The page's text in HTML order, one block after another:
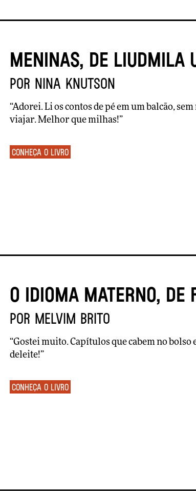
Meninas, de
por Nina Knutson
“Adorei. Li os contos de pé em um balcão,
viajar. Melhor que milhas!”
Conheça o livro
O idioma materno, de
por Melvim Brito
“Gostei muito. Capítulos que cabem no bolso
deleite!”
Conheça o livro